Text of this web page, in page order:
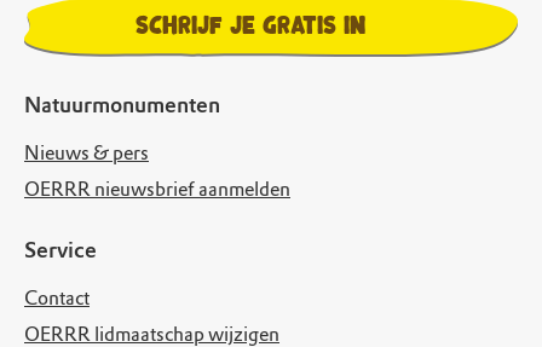
Natuurmonumenten
Nieuws & pers
OERRR nieuwsbrief aanmelden
Service
Contact
OERRR lidmaatschap wijzigen
Schrijf je gratis in